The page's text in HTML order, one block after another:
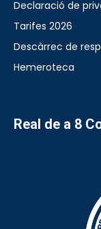
Declaració de
Tarifes 2026
Descàrrec de
Hemeroteca
Real de a 8